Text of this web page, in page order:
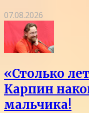
07.08.2026
«Столько
Карпин
мальчика!